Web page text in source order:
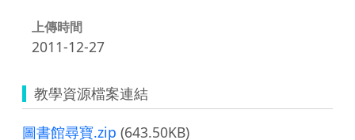
上傳時間
2011-12-27
教學資源檔案連結
圖書館尋寶.zip (643.50KB)